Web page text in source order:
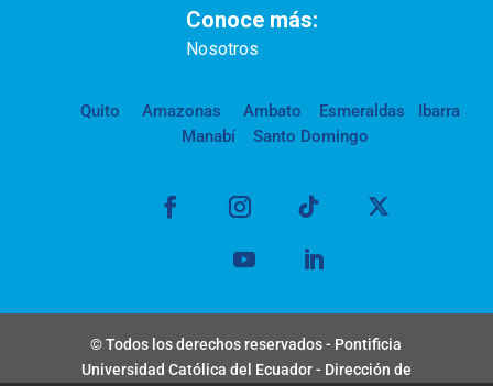
Conoce más:
Nosotros
Quito Amazonas Ambato Esmeraldas
Ibarra
Manabí
Santo Domingo
© Todos los derechos reservados - Pontificia
Universidad Católica del Ecuador - Dirección de